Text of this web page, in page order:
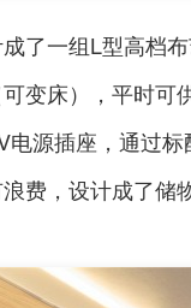
了一组L型高档
变床），平时可
电源插座，通过
费，设计成了储